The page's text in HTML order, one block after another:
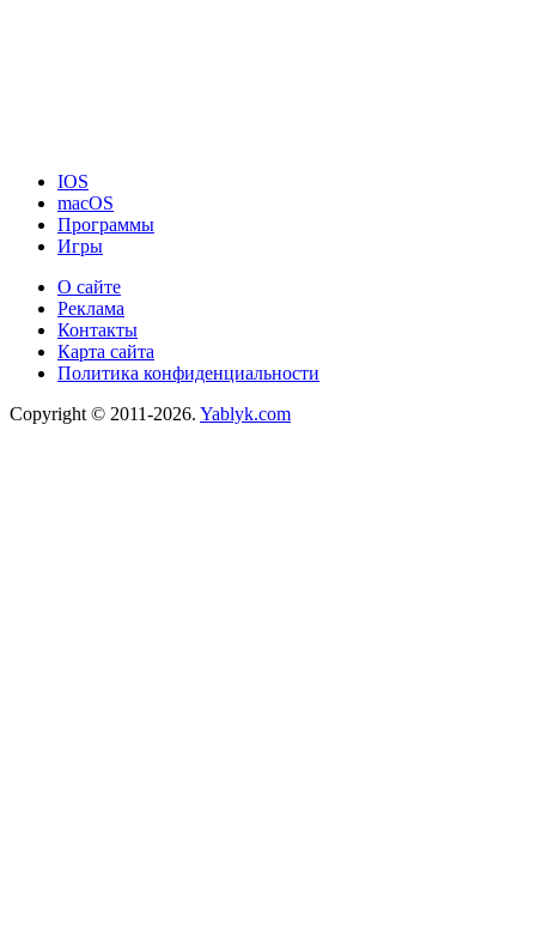
IOS
macOS
Программы
Игры
О сайте
Реклама
Контакты
Карта сайта
Политика конфиденциальности
Copyright © 2011-2026. Yablyk.сom